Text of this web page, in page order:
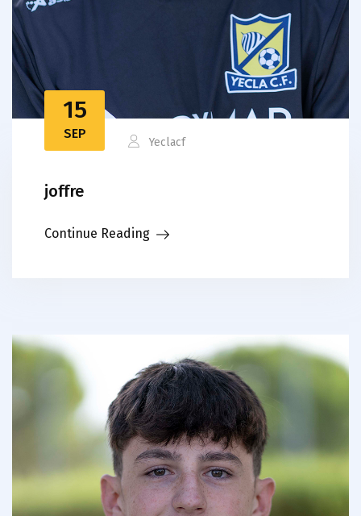
15
SEP
Yeclacf
joffre
Continue Reading